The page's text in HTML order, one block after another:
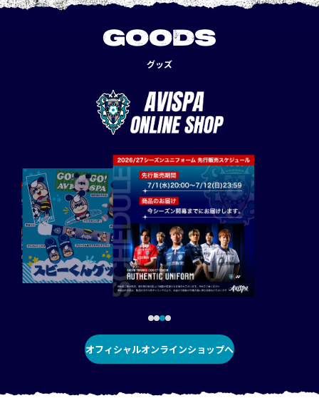
GOODS
グッズ
オフィシャルオンラインショップへ